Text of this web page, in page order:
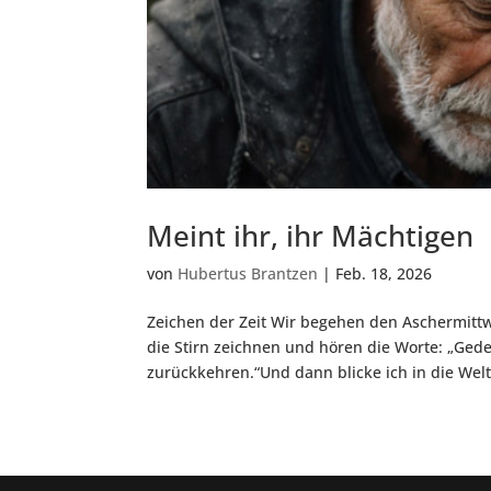
Meint ihr, ihr Mächtigen
von Hubertus Brantzen | Feb. 18, 2026
Zeichen der Zeit Wir begehen den
die Stirn zeichnen und hören die Worte:
zurückkehren.“Und dann blicke ich in die